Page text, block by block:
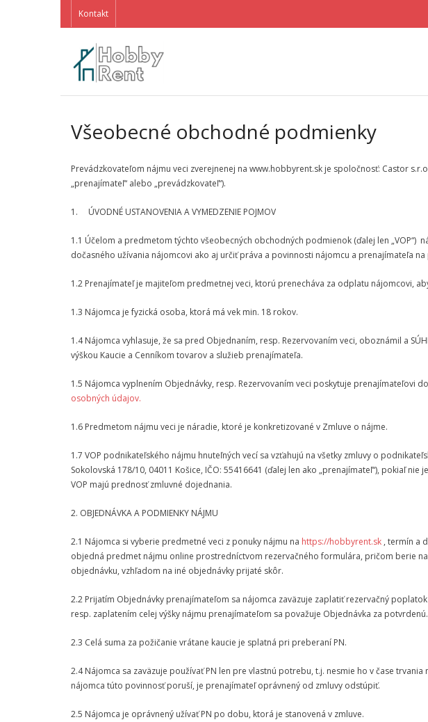
Kontakt
Všeobecné obchodné podmienky
Prevádzkovateľom nájmu veci zverejnenej na www.hobbyrent.sk je spoločnosť: Castor
„prenajímateľ“ alebo „prevádzkovateľ“).
1. ÚVODNÉ USTANOVENIA A VYMEDZENIE POJMOV
1.1 Účelom a predmetom týchto všeobecných obchodných podmienok (ďalej len
dočasného užívania nájomcovi ako aj určiť práva a povinnosti nájomcu a prenajímateľa
1.2 Prenajímateľ je majiteľom predmetnej veci, ktorú prenecháva za odplatu nájomcovi,
1.3 Nájomca je fyzická osoba, ktorá má vek min. 18 rokov.
1.4 Nájomca vyhlasuje, že sa pred Objednaním, resp. Rezervovaním veci, oboznámil a
výškou Kaucie a Cenníkom tovarov a služieb prenajímateľa.
1.5 Nájomca vyplnením Objednávky, resp. Rezervovaním veci poskytuje prenajímateľovi
osobných údajov.
1.6 Predmetom nájmu veci je náradie, ktoré je konkretizované v Zmluve o nájme.
1.7 VOP podnikateľského nájmu hnuteľných vecí sa vzťahujú na všetky zmluvy o
Sokolovská 178/10, 04011 Košice, IČO: 55416641 (ďalej len ako „prenajímateľ“), pokiaľ
VOP majú prednosť zmluvné dojednania.
2. OBJEDNÁVKA A PODMIENKY NÁJMU
2.1 Nájomca si vyberie predmetné veci z ponuky nájmu na https://hobbyrent.sk , termín a
objedná predmet nájmu online prostredníctvom rezervačného formulára, pričom berie
objednávku, vzhľadom na iné objednávky prijaté skôr.
2.2 Prijatím Objednávky prenajímateľom sa nájomca zaväzuje zaplatiť rezervačný
resp. zaplatením celej výšky nájmu prenajímateľom sa považuje Objednávka za potvrdenú.
2.3 Celá suma za požičanie vrátane kaucie je splatná pri preberaní PN.
2.4 Nájomca sa zaväzuje používať PN len pre vlastnú potrebu, t.j. nesmie ho v čase
nájomca túto povinnosť poruší, je prenajímateľ oprávnený od zmluvy odstúpiť.
2.5 Nájomca je oprávnený užívať PN po dobu, ktorá je stanovená v zmluve.